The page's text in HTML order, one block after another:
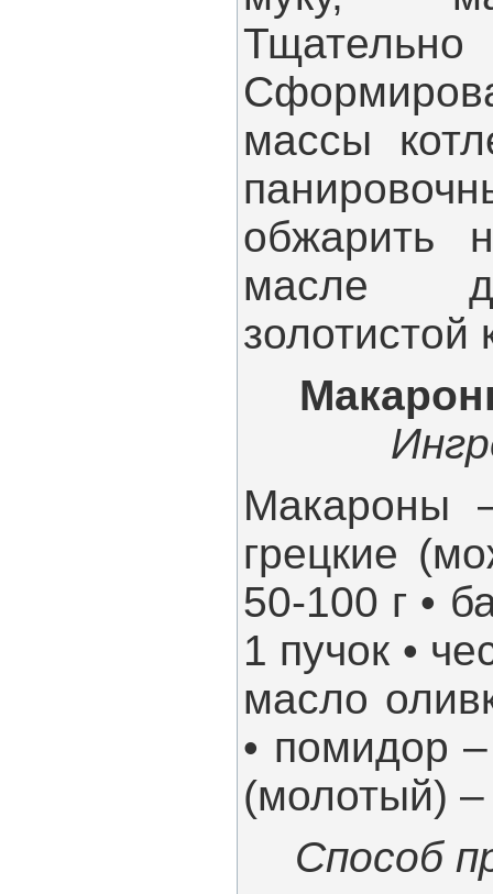
массы
обжарить
масле
золотистой
Макароны
грецкие
50-100 г •
1 пучок •
масло
• помидор
(молотый) –
Способ